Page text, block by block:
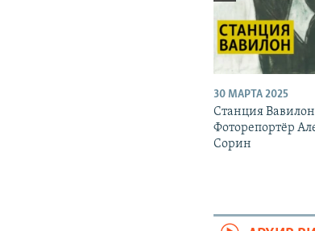
30 МАРТА 2025
Станция
Фоторепортёр
Сорин